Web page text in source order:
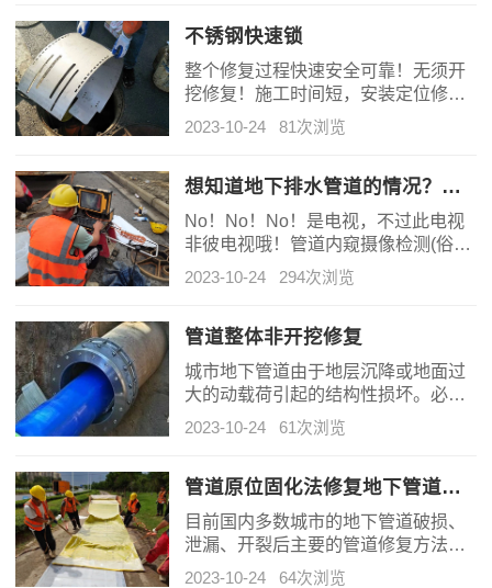
方位的检测。
不锈钢快速锁
整个修复过程快速安全可靠！无须开
挖修复！施工时间短，安装定位修复
完成一般一小时内可完成；修复后的
管壁光滑，可提高通水能力；
2023-10-24 81次浏览
想知道地下排水管道的情况？做个CCTV视频检测就知道了！
No！No！No！是电视，不过此电视
非彼电视哦！管道内窥摄像检测(俗称
管道CCTV检测或管道闭路电视检测)
是指通过管道CCTV检测机器人对管
看电视一样，管道内部的破裂、腐
蚀、渗漏、腐蚀等情况清晰可见、一
目了然，是不是很神奇呢？
2023-10-24 294次浏览
管道整体非开挖修复
城市地下管道由于地层沉降或地面过
大的动载荷引起的结构性损坏。必须
更换才能解决问题。而这些管道一般
铺设在人口稠密、商业繁华的市区道
近管线的损坏。CIPP内衬翻转法、局
部修复法、破管替换法等是引进国际
国内先进的非开挖修复技术。
2023-10-24 61次浏览
管道原位固化法修复地下管道病害
目前国内多数城市的地下管道破损、
泄漏、开裂后主要的管道修复方法是
挖掘地面后再更换管道，也就是俗称
2023-10-24 64次浏览